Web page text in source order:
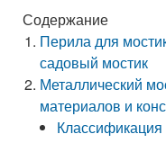
Содержание
Перила для
садовый мостик
Металлический
материалов и